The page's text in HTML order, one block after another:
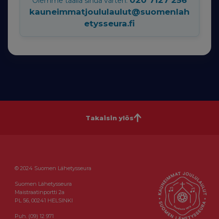
kauneimmatjoululaulut@suomenlah
etysseura.fi
Takaisin ylös
© 2024 Suomen Lähetysseura
Suomen Lähetysseura
Maistraatinportti 2a
PL 56, 00241 HELSINKI
Puh. (09) 12 971